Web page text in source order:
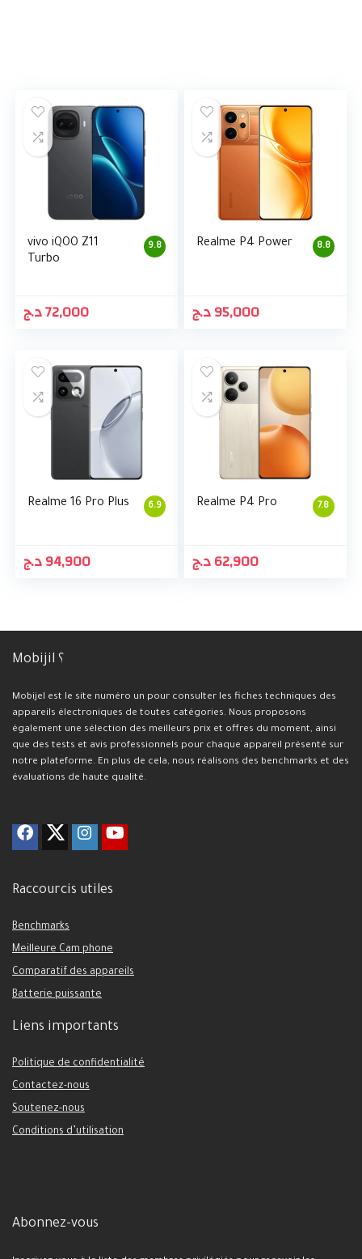
9.8
vivo iQOO Z11
Turbo
72,000د.ج
8.8
Realme P4 Power
95,000د.ج
6.9
Realme 16 Pro Plus
94,900د.ج
7.8
Realme P4 Pro
62,900د.ج
Mobijil ؟
Mobijel est le site numéro un pour consulter les fiches techniques des
appareils électroniques de toutes catégories. Nous proposons
également une sélection des meilleurs prix et offres du moment, ainsi
que des tests et avis professionnels pour chaque appareil présenté sur
notre plateforme. En plus de cela, nous réalisons des benchmarks et des
évaluations de haute qualité.
Raccourcis utiles
Benchmarks
Meilleure Cam phone
Comparatif des appareils
Batterie puissante
Liens importants
Politique de confidentialité
Contactez-nous
Soutenez-nous
Conditions d’utilisation
Abonnez-vous